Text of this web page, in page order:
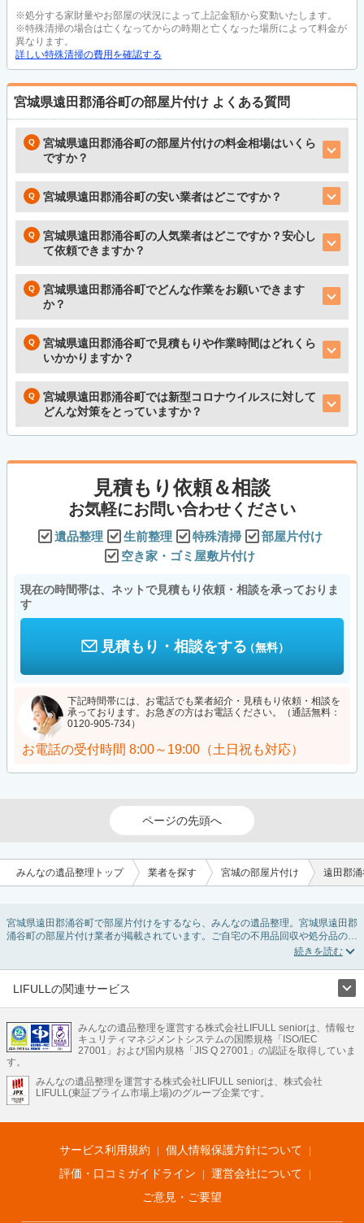
※処分する家財量やお部屋の状況によって上記金額から変動いたします。
※特殊清掃の場合は亡くなってからの時期と亡くなった場所によって料金が
異なります。
詳しい特殊清掃の費用を確認する
宮城県遠田郡涌谷町の部屋片付け よくある質問
宮城県遠田郡涌谷町の部屋片付けの料金相場はいくら
ですか？
宮城県遠田郡涌谷町の安い業者はどこですか？
宮城県遠田郡涌谷町の人気業者はどこですか？安心し
て依頼できますか？
宮城県遠田郡涌谷町でどんな作業をお願いできます
か？
宮城県遠田郡涌谷町で見積もりや作業時間はどれくら
いかかりますか？
宮城県遠田郡涌谷町では新型コロナウイルスに対して
どんな対策をとっていますか？
見積もり依頼＆相談
お気軽にお問い合わせください
遺品整理 生前整理 特殊清掃
部屋片付け
空き家・ゴミ屋敷片付け
現在の時間帯は、ネットで見積もり依頼・相談を承っておりま
す
見積もり・相談をする（無料）
下記時間帯には、お電話でも業者紹介・見積もり依頼・相談を
承っております。お急ぎの方はお電話ください。（通話無料：
0120-905-734）
お電話の受付時間 8:00～19:00（土日祝も対応）
ページの先頭へ
みんなの遺品整理トップ 業者を探す 宮城の部屋片付け 遠田郡
宮城県遠田郡涌谷町で部屋片付けをするなら、みんなの遺品整理。宮城県遠田郡
涌谷町の部屋片付け業者が掲載されています。ご自宅の不用品回収や処分品の仕
分け、貴重品の捜索などの依頼ができます。宮城県遠田郡涌谷町の部屋片付けの
し検索してみましょう。部屋片付けはいつか着手しようと思っていると、ついつ
ご自分で無理なくできる片付け方法やご実家の片付けノウハウもお届けしていま
すので、ぜひあわせてご覧ください。
LIFULLの関連サービス
不動産・住宅
引越し 老人ホーム 地方創生 ママの就労支援
不動産クラウドファンディング 遺品整理 老後の暮らし情報
LIFULL HOME'Sのサービス
不動産・住宅
不動産査定 マンション専門売却査定 不動産投資 アドバイザー
不動産アーカイブ
空き家バンク 家賃相場 不動産会社
まちむすび
不動産用語集 住まいのお役立ち情報
LIFULL HOME'S PRESS
アプリ 不動産データ 不動産転職
みんなの遺品整理を運営する株式会社LIFULL seniorは、情報セ
キュリティマネジメントシステムの国際規格「ISO/IEC
27001」および国内規格「JIS Q 27001」の認証を取得していま
す。
みんなの遺品整理を運営する株式会社LIFULL seniorは、株式会社
LIFULL(東証プライム市場上場)のグループ企業です。
サービス利用規約
個人情報保護方針について
評価・口コミガイドライン
運営会社について
ご意見・ご要望